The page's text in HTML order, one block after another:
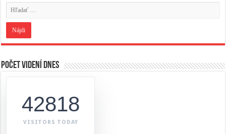
Počet videní dnes
42818
VISITORS TODAY